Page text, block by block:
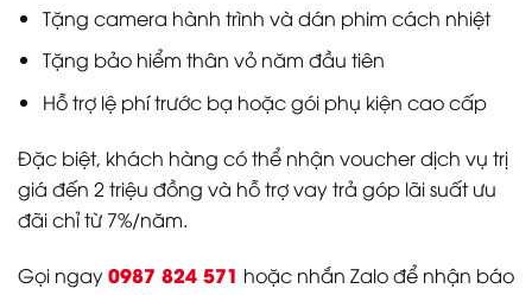
Tặng camera hành trình và dán phim cách nhiệt
Tặng bảo hiểm thân vỏ năm đầu tiên
Hỗ trợ lệ phí trước bạ hoặc gói phụ kiện cao cấp
Đặc biệt, khách hàng có thể nhận voucher dịch vụ trị
giá đến 2 triệu đồng và hỗ trợ vay trả góp lãi suất ưu
đãi chỉ từ 7%/năm.
Gọi ngay0987 824 571 hoặc nhắn Zalo để nhận báo